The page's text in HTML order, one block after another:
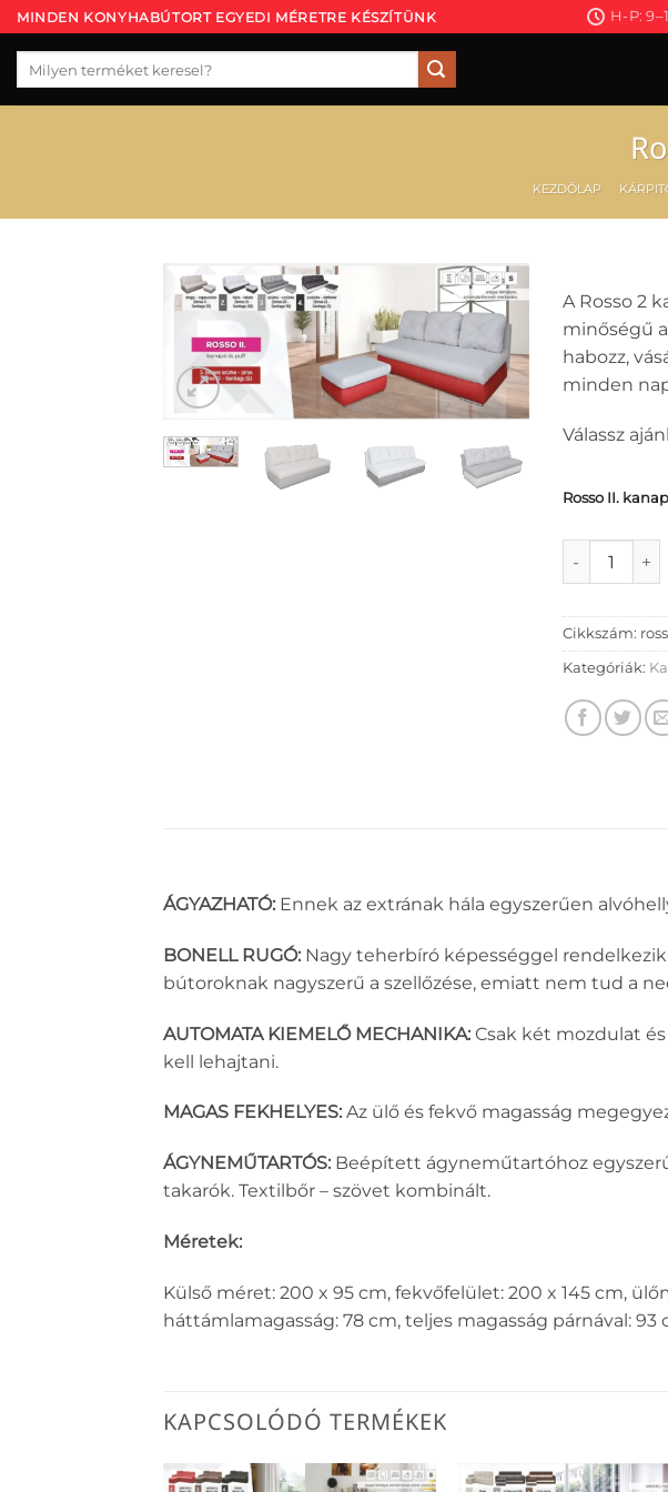
Skip
to
content
MINDEN KONYHABÚTORT EGYEDI MÉRETRE KÉSZÍTÜNK H-P:
következőre:
KEZDŐLAP
A Rosso 2
minőségű
habozz,
minden
Válassz
Rosso II.
Rosso II.
Cikkszám:
Kategóriák:
ÁGYAZHATÓ: Ennek az extrának hála egyszerűen
BONELL RUGÓ: Nagy teherbíró képességgel
bútoroknak nagyszerű a szellőzése, emiatt nem tud a
AUTOMATA KIEMELŐ MECHANIKA: Csak két mozdulat
kell lehajtani.
MAGAS FEKHELYES: Az ülő és fekvő magasság
ÁGYNEMŰTARTÓS: Beépített ágyneműtartóhoz
takarók. Textilbőr – szövet kombinált.
Méretek:
Külső méret: 200 x 95 cm, fekvőfelület: 200 x 145 cm,
háttámlamagasság: 78 cm, teljes magasság párnával: 93
KAPCSOLÓDÓ TERMÉKEK